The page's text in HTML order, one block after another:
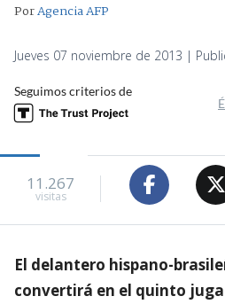
PorAgencia AFP
Jueves 07 noviembre de 2013 |
Seguimos criterios de
11.267
visitas
El delantero hispano-
convertirá en el quinto